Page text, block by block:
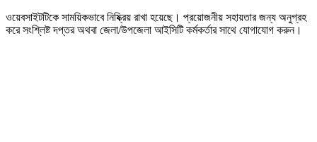
ওয়েবসাইটটিকে সাময়িকভাবে নিষ্ক্রিয় রাখা হয়েছে। প্রয়োজনীয় সহায়তার জন্য অনুগ্রহ
করে সংশ্লিষ্ট দপ্তর অথবা জেলা/উপজেলা আইসিটি কর্মকর্তার সাথে যোগাযোগ করুন।